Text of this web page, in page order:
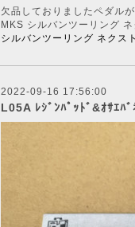
欠品しておりましたペダルが
MKS シルバンツーリング
シルバンツーリング ネクス
2022-09-16 17:56:00
L05A ﾚｼﾞﾝﾊﾟｯﾄﾞ&ｵｻｴﾊﾞ